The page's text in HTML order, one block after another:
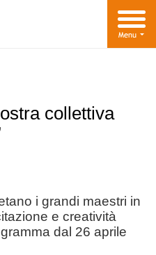
collettiva
i grandi maestri in
e creatività
dal 26 aprile